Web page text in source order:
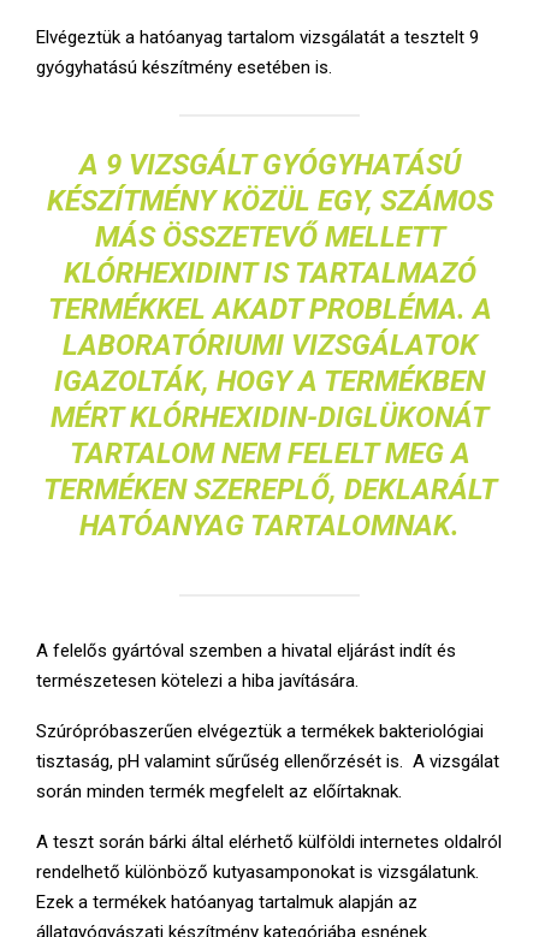
Elvégeztük a hatóanyag tartalom vizsgálatát a tesztelt 9
gyógyhatású készítmény esetében is.
A 9 VIZSGÁLT GYÓGYHATÁSÚ
KÉSZÍTMÉNY KÖZÜL EGY, SZÁMOS
MÁS ÖSSZETEVŐ MELLETT
KLÓRHEXIDINT IS TARTALMAZÓ
TERMÉKKEL AKADT PROBLÉMA. A
LABORATÓRIUMI VIZSGÁLATOK
IGAZOLTÁK, HOGY A TERMÉKBEN
MÉRT KLÓRHEXIDIN-DIGLÜKONÁT
TARTALOM NEM FELELT MEG A
TERMÉKEN SZEREPLŐ, DEKLARÁLT
HATÓANYAG TARTALOMNAK.
A felelős gyártóval szemben a hivatal eljárást indít és
természetesen kötelezi a hiba javítására.
Szúrópróbaszerűen elvégeztük a termékek bakteriológiai
tisztaság, pH valamint sűrűség ellenőrzését is. A vizsgálat
során minden termék megfelelt az előírtaknak.
A teszt során bárki által elérhető külföldi internetes oldalról
rendelhető különböző kutyasamponokat is vizsgálatunk.
Ezek a termékek hatóanyag tartalmuk alapján az
állatgyógyászati készítmény kategóriába esnének.